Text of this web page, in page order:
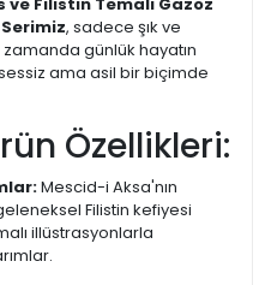
ve Filistin Temalı Gazoz
, sadece şık ve
günlük hayatın
ama asil bir biçimde
Özellikleri:
Mescid-i Aksa'nın
Filistin kefiyesi
illüstrasyonlarla